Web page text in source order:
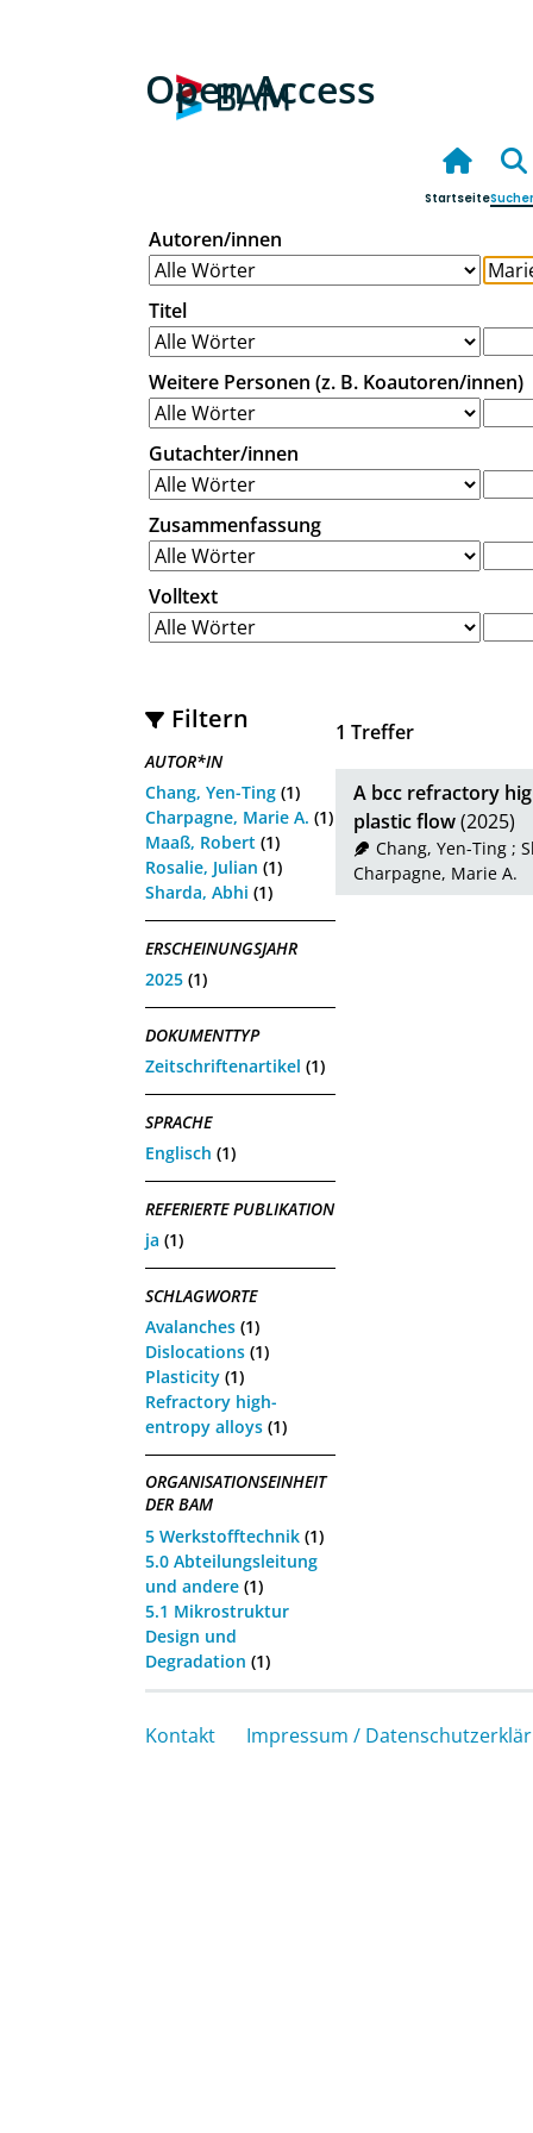
Open Access
Startseite
Autoren/innen
Titel
Weitere Personen (z. B. Koautoren/innen)
Gutachter/innen
Zusammenfassung
Volltext
Filtern
AUTOR*IN
Chang, Yen-Ting (1)
Charpagne, Marie A. (1)
Maaß, Robert (1)
Rosalie, Julian (1)
Sharda, Abhi (1)
ERSCHEINUNGSJAHR
2025 (1)
DOKUMENTTYP
Zeitschriftenartikel (1)
SPRACHE
Englisch (1)
REFERIERTE PUBLIKATION
ja (1)
SCHLAGWORTE
Avalanches (1)
Dislocations (1)
Plasticity (1)
Refractory high-
entropy alloys (1)
ORGANISATIONSEINHEIT
DER BAM
5 Werkstofftechnik (1)
5.0 Abteilungsleitung
und andere (1)
5.1 Mikrostruktur
Design und
Degradation (1)
1 Treffer
A bcc refractory
plastic flow(2025)
Chang, Yen-Ting;
Charpagne, Marie A.
Kontakt Impressum /